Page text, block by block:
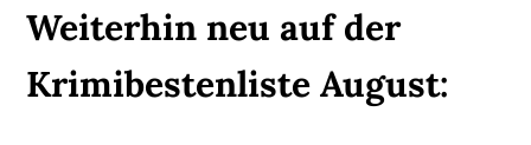
Weiterhin neu auf der
Krimibestenliste August: